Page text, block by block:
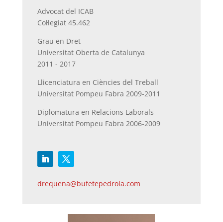
Advocat del ICAB
Col·legiat 45.462
Grau en Dret
Universitat Oberta de Catalunya
2011 - 2017
Llicenciatura en Ciències del Treball
Universitat Pompeu Fabra 2009-2011
Diplomatura en Relacions Laborals
Universitat Pompeu Fabra 2006-2009
drequena@bufetepedrola.com